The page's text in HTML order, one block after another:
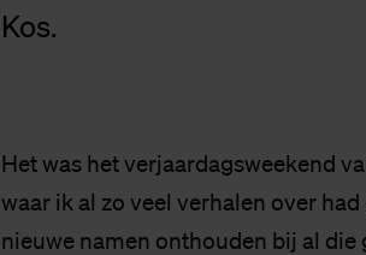
Kos.
Het was het verjaardagsweekend
waar ik al zo veel verhalen over
nieuwe namen onthouden bij al die